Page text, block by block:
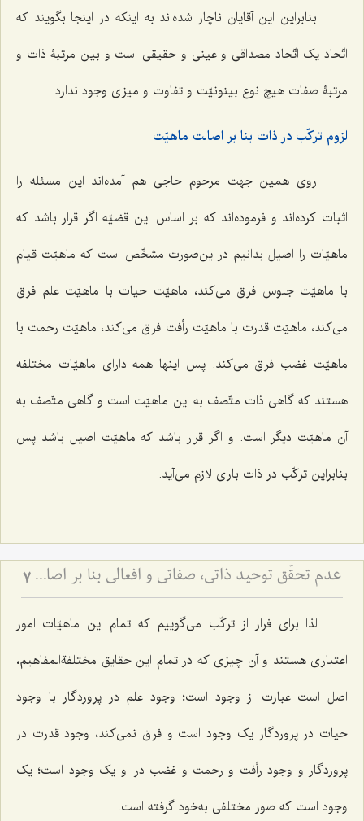
بنابراین این آقایان ناچار شده‌اند به اینکه در اینجا بگویند که
اتّحاد یک اتّحاد مصداقی و عینی و حقیقی است و بین مرتبۀ ذات و
مرتبۀ صفات هیچ نوع بینونیّت و تفاوت و میزی وجود ندارد.
لزوم ترکّب در ذات بنا بر اصالت ماهیّت
روی همین جهت مرحوم حاجی هم آمده‌اند این مسئله را
اثبات کرده‌اند و فرموده‌اند که بر اساس این قضیّه اگر قرار باشد که
ماهیّات را اصیل بدانیم در این‌صورت مشخّص است که ماهیّت قیام
با ماهیّت جلوس فرق می‌کند، ماهیّت حیات با ماهیّت علم فرق
می‌کند، ماهیّت قدرت با ماهیّت رأفت فرق می‌کند، ماهیّت رحمت با
ماهیّت غضب فرق می‌کند. پس اینها همه دارای ماهیّات مختلفه
هستند که گاهی ذات متّصف به این ماهیّت است و گاهی متّصف به
آن ماهیّت دیگر است. و اگر قرار باشد که ماهیّت اصیل باشد پس
بنابراین ترکّب در ذات باری لازم می‌آید.
عدم تحقّق توحید ذاتی، صفاتی و افعالی بنا بر اصالةالماهیّة 7
لذا برای فرار از ترکّب می‌گوییم که تمام این ماهیّات امور
اعتباری هستند و آن چیزی که در تمام این حقایق مختلفةالمفاهیم،
اصل است عبارت از وجود است؛ وجود علم در پروردگار با وجود
حیات در پروردگار یک وجود است و فرق نمی‌کند، وجود قدرت در
پروردگار و وجود رأفت و رحمت و غضب در او یک وجود است؛ یک
وجود است که صور مختلفی به‌خود گرفته است.